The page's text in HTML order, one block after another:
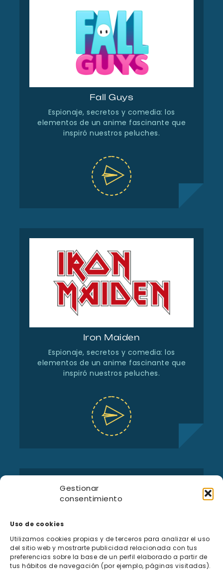
Gestionar
consentimiento
Uso de cookies
Utilizamos cookies propias y de terceros para analizar el uso
del sitio web y mostrarte publicidad relacionada con tus
preferencias sobre la base de un perfil elaborado a partir de
tus hábitos de navegación (por ejemplo, páginas visitadas).
Fall Guys
Espionaje, secretos y comedia: los
elementos de un anime fascinante que
inspiró nuestros peluches.
Iron Maiden
Espionaje, secretos y comedia: los
elementos de un anime fascinante que
inspiró nuestros peluches.